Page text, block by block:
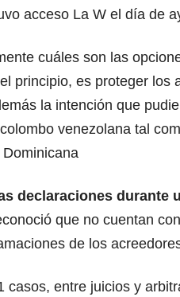
acceso La W el día de
cuáles son las
principio, es proteger los
la intención que
venezolana tal
declaraciones durante
que no cuentan
de los
casos, entre juicios y